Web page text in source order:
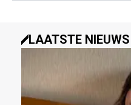
LAATSTE NIEUWS